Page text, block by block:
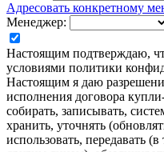
Адресовать конкретному
Менеджер:
Настоящим подтверждаю,
условиями политики
Настоящим я даю
исполнения договора
собирать, записывать,
хранить, уточнять
использовать, передавать